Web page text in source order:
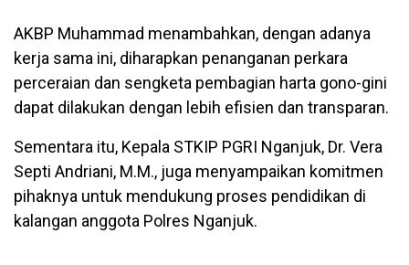
AKBP Muhammad menambahkan, dengan adanya
kerja sama ini, diharapkan penanganan perkara
perceraian dan sengketa pembagian harta gono-gini
dapat dilakukan dengan lebih efisien dan transparan.
Sementara itu, Kepala STKIP PGRI Nganjuk, Dr. Vera
Septi Andriani, M.M., juga menyampaikan komitmen
pihaknya untuk mendukung proses pendidikan di
kalangan anggota Polres Nganjuk.